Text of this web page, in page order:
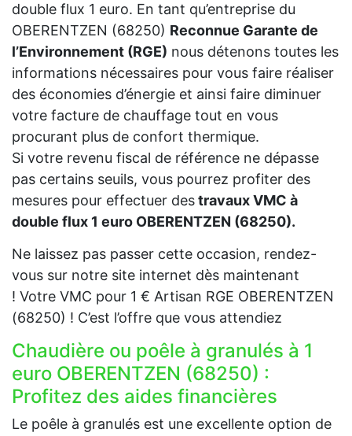
double flux 1 euro. En tant qu’entreprise du
OBERENTZEN (68250) Reconnue Garante de
l’Environnement (RGE) nous détenons toutes les
informations nécessaires pour vous faire réaliser
des économies d’énergie et ainsi faire diminuer
votre facture de chauffage tout en vous
procurant plus de confort thermique.
Si votre revenu fiscal de référence ne dépasse
pas certains seuils, vous pourrez profiter des
mesures pour effectuer destravaux VMC à
double flux 1 euro OBERENTZEN (68250).
Ne laissez pas passer cette occasion, rendez-
vous sur notre site internet dès maintenant
! Votre VMC pour 1 € Artisan RGE OBERENTZEN
(68250) ! C’est l’offre que vous attendiez
Chaudière ou poêle à granulés à 1
euro OBERENTZEN (68250) :
Profitez des aides financières
Le poêle à granulés est une excellente option de